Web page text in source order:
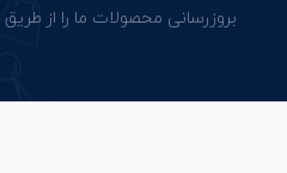
بروزرسانی محصولات ما را از